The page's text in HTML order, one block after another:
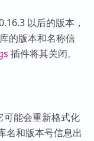
以后的版本，
的版本和名称信
插件将其关闭。
能会重新格式化
名和版本号信息出